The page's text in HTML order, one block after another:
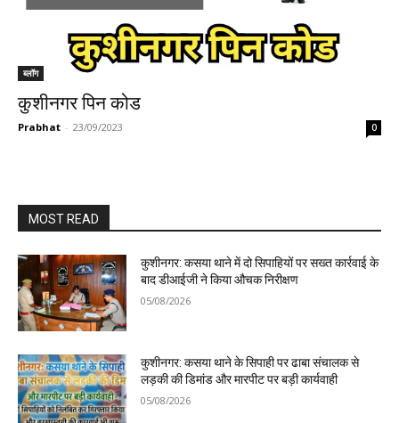
ब्लॉग
कुशीनगर पिन कोड
Prabhat - 23/09/2023 0
MOST READ
कुशीनगर: कसया थाने में दो सिपाहियों पर सख्त कार्रवाई के
बाद डीआईजी ने किया औचक निरीक्षण
05/08/2026
कुशीनगर: कसया थाने के सिपाही पर ढाबा संचालक से
लड़की की डिमांड और मारपीट पर बड़ी कार्यवाही
05/08/2026